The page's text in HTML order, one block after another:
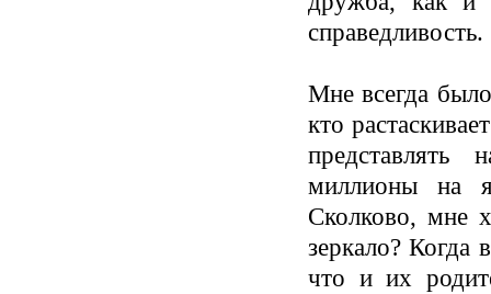
справедливость.
Мне всегда
кто
миллионы на
Сколково, мне
зеркало? Когда
что и их